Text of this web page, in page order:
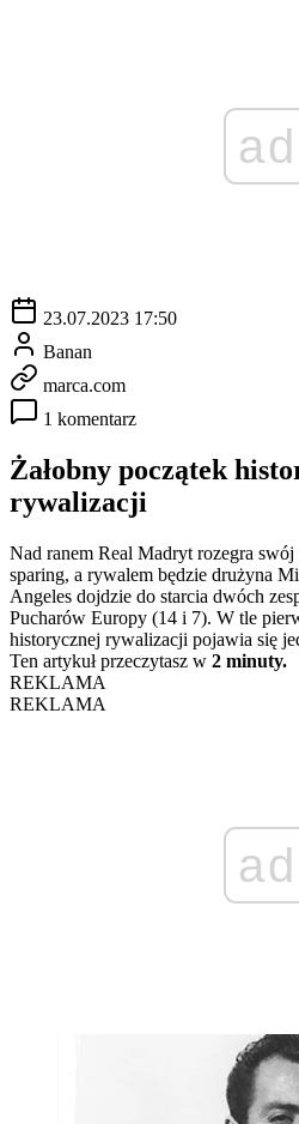
ad
23.07.2023 17:50
Banan
marca.com
1 komentarz
Żałobny początek
rywalizacji
Nad ranem Real Madryt rozegra
sparing, a rywalem będzie drużyna
Angeles dojdzie do starcia dwóch
Pucharów Europy (14 i 7). W tle
historycznej rywalizacji pojawia się
Ten artykuł przeczytasz w 2 minuty.
REKLAMA
REKLAMA
ad